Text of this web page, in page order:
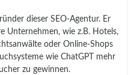
dieser SEO-Agentur. Er
Unternehmen, wie z.B. Hotels,
oder Online-Shops
wie ChatGPT mehr
zu gewinnen.